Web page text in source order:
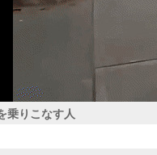
乗りこなす人